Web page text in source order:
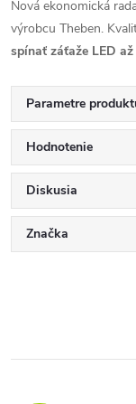
Nová ekonomická
výrobcu Theben.
spínať záťaže LED
Parametre
Hodnotenie
Diskusia
Značka